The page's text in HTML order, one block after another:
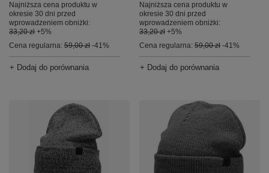
Najniższa cena produktu w
okresie 30 dni przed
wprowadzeniem obniżki:
33,20 zł +5%
Cena regularna: 59,00 zł -41%
+ Dodaj do porównania
Najniższa cena produktu w
okresie 30 dni przed
wprowadzeniem obniżki:
33,20 zł +5%
Cena regularna: 59,00 zł -41%
+ Dodaj do porównania